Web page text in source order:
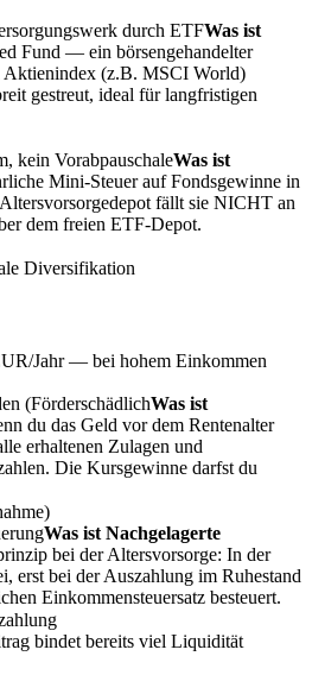
durch ETFWas ist
Fund — ein börsengehandelter
Aktienindex (z.B. MSCI World)
gestreut, ideal für langfristigen
kein VorabpauschaleWas ist
Mini-Steuer auf Fondsgewinne in
fällt sie NICHT an
dem freien ETF-Depot.
Diversifikation
Jahr — bei hohem Einkommen
(FörderschädlichWas ist
du das Geld vor dem Rentenalter
erhaltenen Zulagen und
Die Kursgewinne darfst du
Was ist Nachgelagerte
bei der Altersvorsorge: In der
erst bei der Auszahlung im Ruhestand
Einkommensteuersatz besteuert.
bindet bereits viel Liquidität